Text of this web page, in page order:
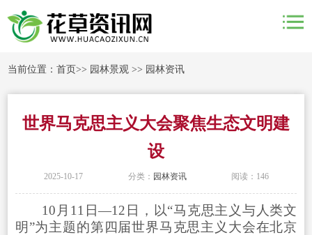
当前位置：首页>> 园林景观 >> 园林资讯
世界马克思主义大会聚焦生态文明建
设
2025-10-17 分类： 园林资讯 阅读：146
10月11日—12日，以“马克思主义与人类文
明”为主题的第四届世界马克思主义大会在北京